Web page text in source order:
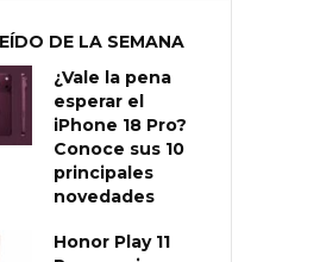
DE LA SEMANA
¿Vale la pena
esperar el
iPhone 18 Pro?
Conoce sus 10
principales
novedades
Honor Play 11